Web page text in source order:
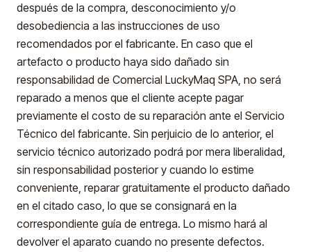
después de la compra, desconocimiento y/o
desobediencia a las instrucciones de uso
recomendados por el fabricante. En caso que el
artefacto o producto haya sido dañado sin
responsabilidad de Comercial LuckyMaq SPA, no será
reparado a menos que el cliente acepte pagar
previamente el costo de su reparación ante el Servicio
Técnico del fabricante. Sin perjuicio de lo anterior, el
servicio técnico autorizado podrá por mera liberalidad,
sin responsabilidad posterior y cuando lo estime
conveniente, reparar gratuitamente el producto dañado
en el citado caso, lo que se consignará en la
correspondiente guía de entrega. Lo mismo hará al
devolver el aparato cuando no presente defectos.